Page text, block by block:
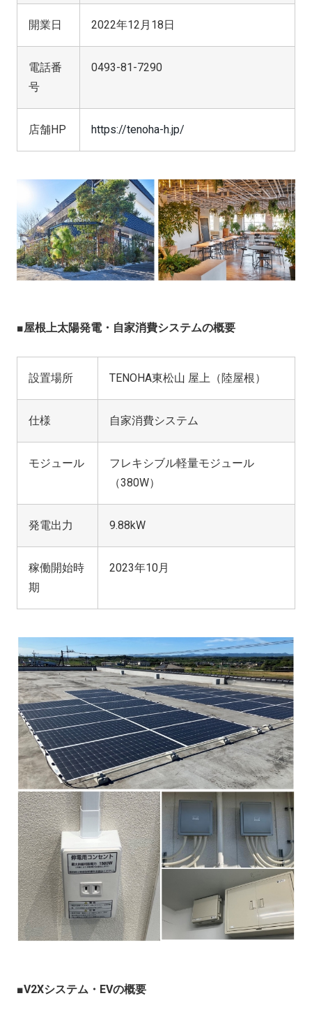
開業日 2022年12月18日
電話番
号
0493-81-7290
店舗HP https://tenoha-h.jp/
■屋根上太陽発電・自家消費システムの概要
設置場所 TENOHA東松山 屋上（陸屋根）
仕様 自家消費システム
モジュール
フレキシブル軽量モジュール
（380W）
発電出力 9.88kW
稼働開始時
期
2023年10月
■V2Xシステム・EVの概要